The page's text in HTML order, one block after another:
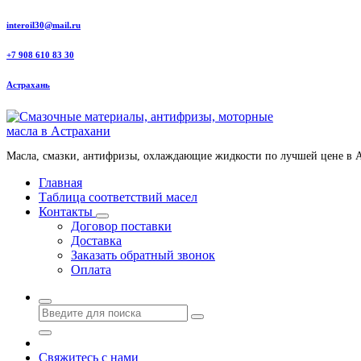
Перейти
содержанию
interoil30@mail.ru
+7 908 610 83 30
Астрахань
Масла, смазки, антифризы, охлаждающие жидкости по лучшей цене в
Главная
Таблица соответствий масел
Контакты
Договор поставки
Доставка
Заказать обратный звонок
Оплата
Свяжитесь с нами